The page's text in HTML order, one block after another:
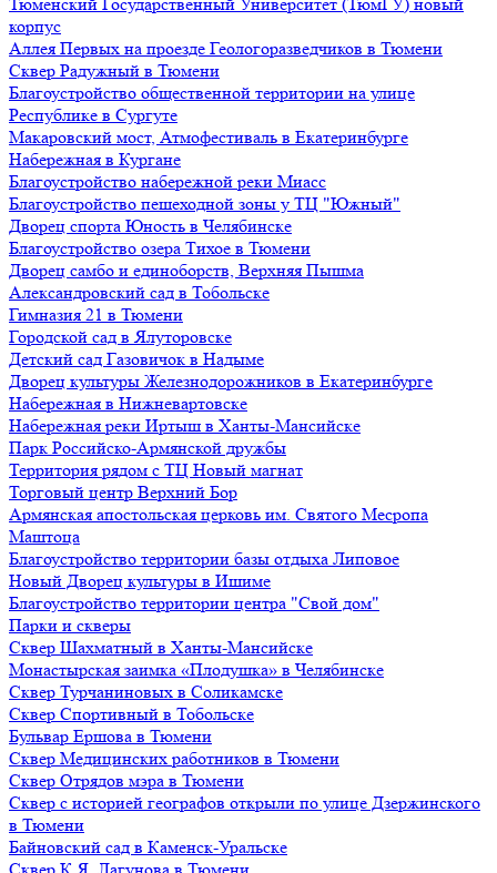
корпус
Аллея Первых на проезде Геологоразведчиков в Тюмени
Сквер Радужный в Тюмени
Благоустройство общественной территории на улице
Республике в Сургуте
Макаровский мост, Атмофестиваль в Екатеринбурге
Набережная в Кургане
Благоустройство набережной реки Миасс
Благоустройство пешеходной зоны у ТЦ "Южный"
Дворец спорта Юность в Челябинске
Благоустройство озера Тихое в Тюмени
Дворец самбо и единоборств, Верхняя Пышма
Александровский сад в Тобольске
Гимназия 21 в Тюмени
Городской сад в Ялуторовске
Детский сад Газовичок в Надыме
Дворец культуры Железнодорожников в Екатеринбурге
Набережная в Нижневартовске
Набережная реки Иртыш в Ханты-Мансийске
Парк Российско-Армянской дружбы
Территория рядом с ТЦ Новый магнат
Торговый центр Верхний Бор
Армянская апостольская церковь им. Святого Месропа
Маштоца
Благоустройство территории базы отдыха Липовое
Нoвый Двoрeц культуры в Ишимe
Благоустройство территории центра "Свой дом"
Парки и скверы
Сквер Шахматный в Ханты-Мансийске
Монастырская заимка «Плодушка» в Челябинске
Сквер Турчаниновых в Соликамске
Сквер Спортивный в Тобольске
Бульвар Ершова в Тюмени
Сквер Медицинских работников в Тюмени
Сквер Отрядов мэра в Тюмени
Сквер с историей географов открыли по улице Дзержинского
в Тюмени
Байновский сад в Каменск-Уральске